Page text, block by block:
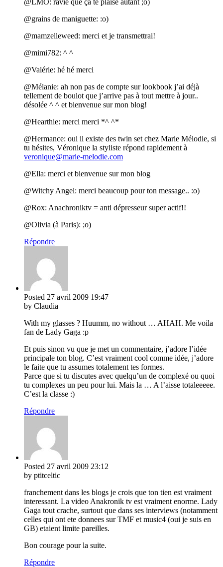
@grains de maniguette: :o)
@mamzelleweed: merci et je transmettrai!
@mimi782: ^ ^
@Valérie: hé hé merci
@Mélanie: ah non pas de compte sur lookbook j’ai déjà
tellement de boulot que j’arrive pas à tout mettre à jour..
désolée ^ ^ et bienvenue sur mon blog!
@Hearthie: merci merci *^ ^*
@Hermance: oui il existe des twin set chez Marie Mélodie, si
tu hésites, Véronique la styliste répond rapidement à
veronique@marie-melodie.com
@Ella: merci et bienvenue sur mon blog
@Witchy Angel: merci beaucoup pour ton message.. :o)
@Rox: Anachroniktv = anti dépresseur super actif!!
@Olivia (à Paris): ;o)
Répondre
Posted 27 avril 2009 19:47
by Claudia
With my glasses ? Huumm, no without … AHAH. Me voila
fan de Lady Gaga :p
Et puis sinon vu que je met un commentaire, j’adore l’idée
principale ton blog. C’est vraiment cool comme idée, j’adore
le faite que tu assumes totalement tes formes.
Parce que si tu discutes avec quelqu’un de complexé ou quoi
tu complexes un peu pour lui. Mais la … A l’aisse totaleeeee.
C’est la classe :)
Répondre
Posted 27 avril 2009 23:12
by ptitceltic
franchement dans les blogs je crois que ton tien est vraiment
interessant. La video Anakronik tv est vraiment enorme. Lady
Gaga tout crache, surtout que dans ses interviews (notamment
celles qui ont ete donnees sur TMF et music4 (oui je suis en
GB) etaient limite pareilles.
Bon courage pour la suite.
Répondre